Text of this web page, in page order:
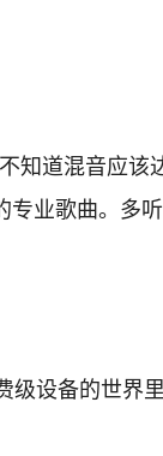
知道混音应该
业歌曲。多
级设备的世界